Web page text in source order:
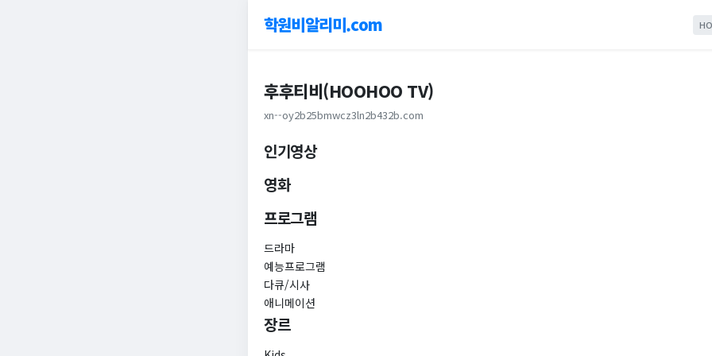
학원비알리미.com
후후티비(HOOHOO TV)
xn--oy2b25bmwcz3ln2b432b.com
인기영상
영화
프로그램
드라마
예능프로그램
다큐/시사
애니메이션
장르